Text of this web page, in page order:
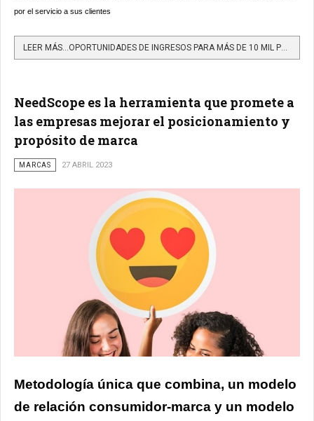
por el servicio a sus clientes
LEER MÁS…OPORTUNIDADES DE INGRESOS PARA MÁS DE 10 MIL PERSONAS EN ANTIOQUIA GENERA EL GRUPO RÉDITOS
NeedScope es la herramienta que promete a
las empresas mejorar el posicionamiento y
propósito de marca
MARCAS 27 ABRIL 2023
Metodología única que combina, un modelo
de relación consumidor-marca y un modelo